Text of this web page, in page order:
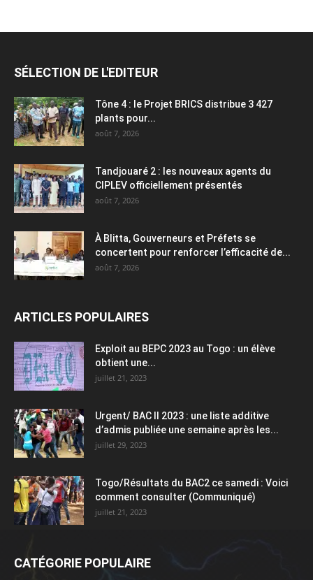
SÉLECTION DE L'EDITEUR
Tône 4 : le Projet BRICS distribue 3 427
plants pour...
août 7, 2026
Tandjouaré 2 : les nouveaux agents du
CIPLEV officiellement présentés
août 7, 2026
À Blitta, Gouverneurs et Préfets se
concertent pour renforcer l’efficacité de...
août 7, 2026
ARTICLES POPULAIRES
Exploit au BEPC 2023 au Togo : un élève
obtient une...
juillet 21, 2023
Urgent/ BAC II 2023 : une liste additive
d’admis publiée une semaine après les...
juillet 29, 2023
Togo/Résultats du BAC2 ce samedi : Voici
comment consulter (Communiqué)
juillet 21, 2023
CATÉGORIE POPULAIRE